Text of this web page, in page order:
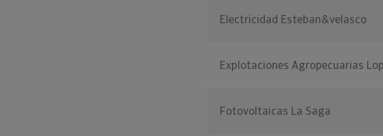
Electricidad Esteban&velasco
Explotaciones Agropecuarias
Fotovoltaicas La Saga